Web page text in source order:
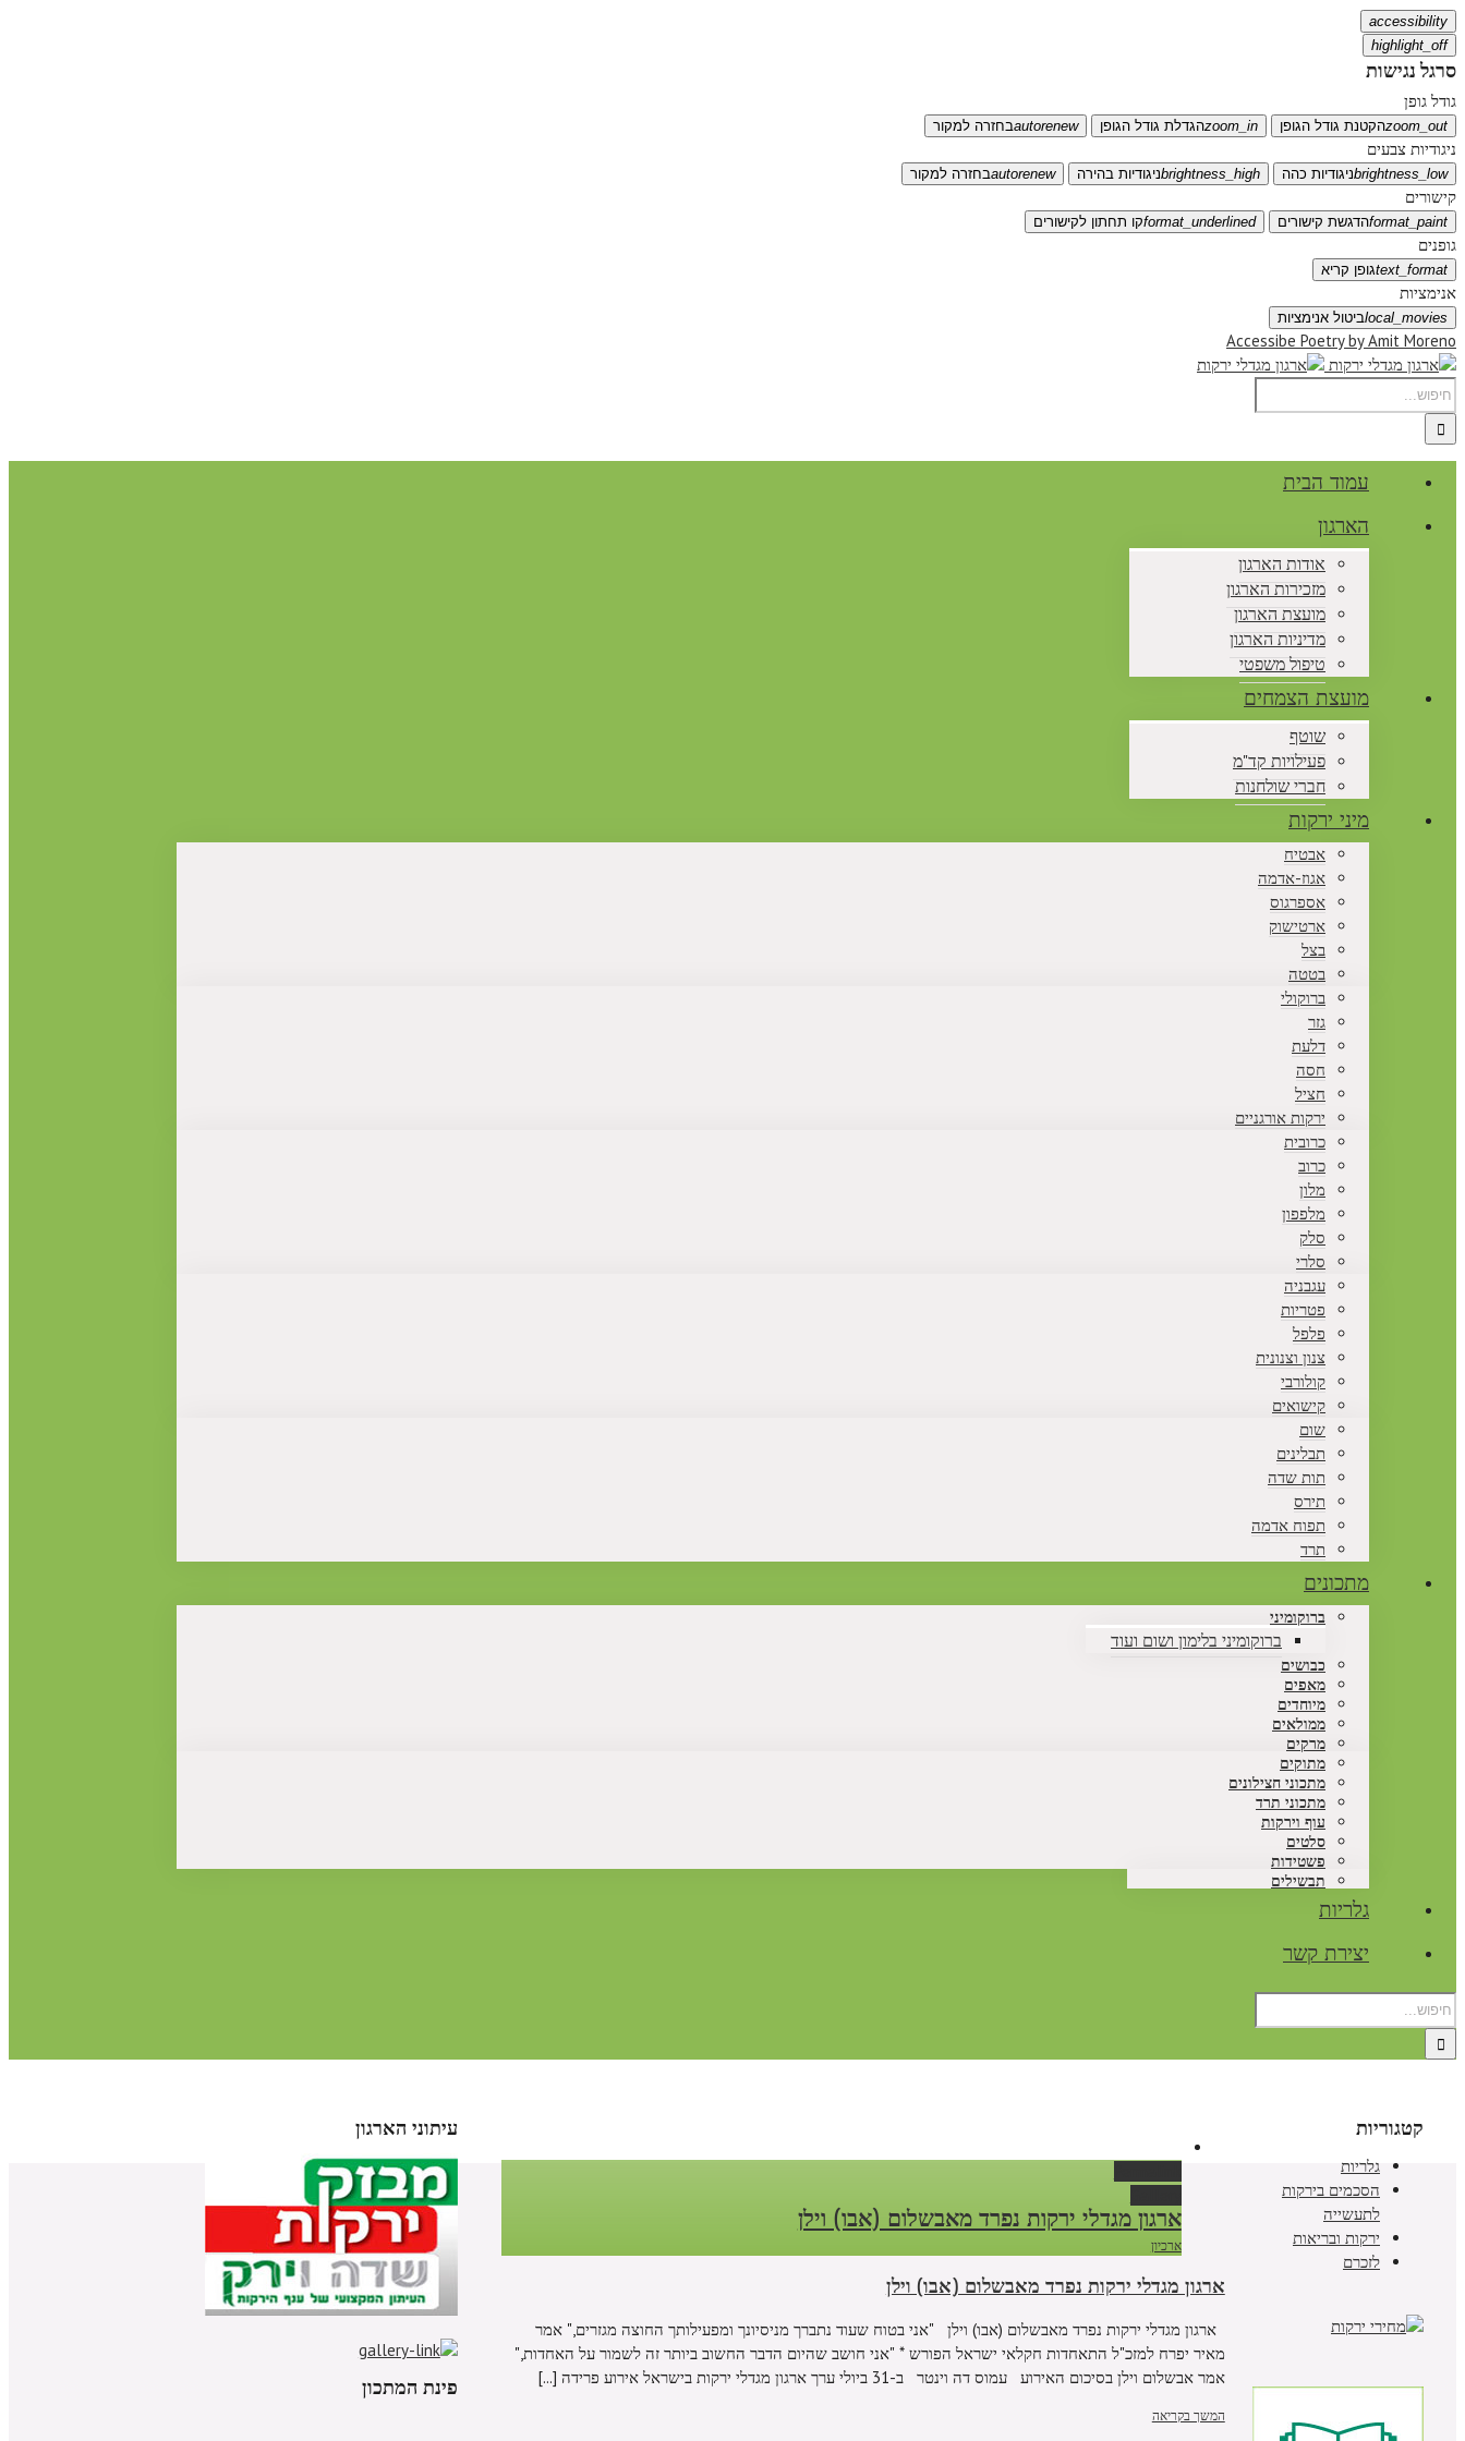
accessibility
highlight_off
סרגל נגישות
גודל גופן
zoom_outהקטנת גודל הגופן zoom_inהגדלת גודל הגופן autorenewבחזרה למקור
ניגודיות צבעים
brightness_lowניגודיות כהה brightness_highניגודיות בהירה autorenewבחזרה למקור
קישורים
format_paintהדגשת קישורים format_underlinedקו תחתון לקישורים
גופנים
text_formatגופן קריא
אנימציות
local_moviesביטול אנימציות
Accessibe Poetry by Amit Moreno
עמוד הבית
הארגון
אודות הארגון
מזכירות הארגון
מועצת הארגון
מדיניות הארגון
טיפול משפטי
מועצת הצמחים
שוטף
פעילויות קד"מ
חברי שולחנות
מיני ירקות
אבטיח
אגוז-אדמה
אספרגוס
ארטישוק
בצל
בטטה
ברוקולי
גזר
דלעת
חסה
חציל
ירקות אורגניים
כרובית
כרוב
מלון
מלפפון
סלק
סלרי
עגבניה
פטריות
פלפל
צנון וצנונית
קולורבי
קישואים
שום
תבלינים
תות שדה
תירס
תפוח אדמה
תרד
מתכונים
ברוקומיני
ברוקומיני בלימון ושום ועוד
כבושים
מאפים
מיוחדים
ממולאים
מרקים
מתוקים
מתכוני חצילונים
מתכוני תרד
עוף וירקות
סלטים
פשטידות
תבשילים
גלריות
יצירת קשר
ארגון מגדלי ירקות נפרד מאבשלום (אבו) וילן
ארכיון
ארגון מגדלי ירקות נפרד מאבשלום (אבו) וילן
ארגון מגדלי ירקות נפרד מאבשלום (אבו) וילן "אני בטוח שעוד נתברך מניסיונך ומפעילותך החוצה מגזרים," אמר
מאיר יפרח למזכ"ל התאחדות חקלאי ישראל הפורש * "אני חושב שהיום הדבר החשוב ביותר זה לשמור על האחדות,"
אמר אבשלום וילן בסיכום האירוע עמוס דה וינטר ב-31 ביולי ערך ארגון מגדלי ירקות בישראל אירוע פרידה [...]
המשך בקריאה
עיתוני הארגון
פינת המתכון
קטגוריות
גלריות
הסכמים בירקות
לתעשייה
ירקות ובריאות
לזכרם